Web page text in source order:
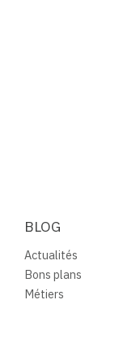
BLOG
Actualités
Bons plans
Métiers